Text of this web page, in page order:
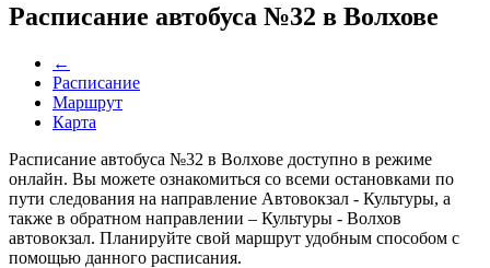
Расписание автобуса №32 в Волхове
←
Расписание
Маршрут
Карта
Расписание автобуса №32 в Волхове доступно в режиме
онлайн. Вы можете ознакомиться со всеми остановками по
пути следования на направление Автовокзал - Культуры, а
также в обратном направлении – Культуры - Волхов
автовокзал. Планируйте свой маршрут удобным способом с
помощью данного расписания.